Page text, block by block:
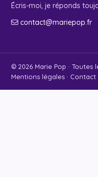
Écris-moi, je réponds
contact@mariepop.fr
© 2026 Marie Pop ·
Mentions légales · Contact